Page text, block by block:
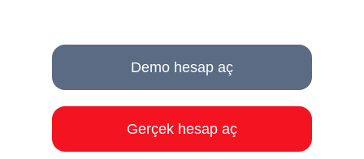
Demo hesap aç
Gerçek hesap aç